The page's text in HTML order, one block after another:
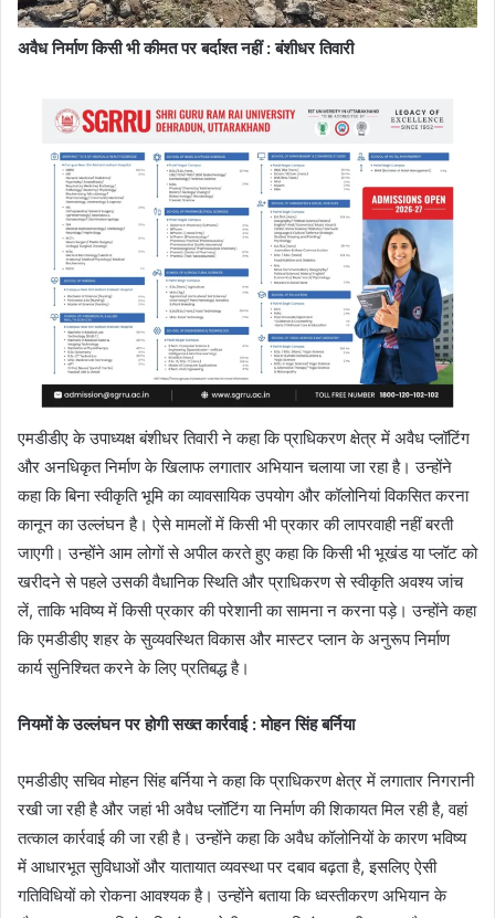
अवैध निर्माण किसी भी कीमत पर बर्दाश्त नहीं : बंशीधर तिवारी
एमडीडीए के उपाध्यक्ष बंशीधर तिवारी ने कहा कि प्राधिकरण क्षेत्र में अवैध प्लॉटिंग
और अनधिकृत निर्माण के खिलाफ लगातार अभियान चलाया जा रहा है। उन्होंने
कहा कि बिना स्वीकृति भूमि का व्यावसायिक उपयोग और कॉलोनियां विकसित करना
कानून का उल्लंघन है। ऐसे मामलों में किसी भी प्रकार की लापरवाही नहीं बरती
जाएगी। उन्होंने आम लोगों से अपील करते हुए कहा कि किसी भी भूखंड या प्लॉट को
खरीदने से पहले उसकी वैधानिक स्थिति और प्राधिकरण से स्वीकृति अवश्य जांच
लें, ताकि भविष्य में किसी प्रकार की परेशानी का सामना न करना पड़े। उन्होंने कहा
कि एमडीडीए शहर के सुव्यवस्थित विकास और मास्टर प्लान के अनुरूप निर्माण
कार्य सुनिश्चित करने के लिए प्रतिबद्ध है।
नियमों के उल्लंघन पर होगी सख्त कार्रवाई : मोहन सिंह बर्निया
एमडीडीए सचिव मोहन सिंह बर्निया ने कहा कि प्राधिकरण क्षेत्र में लगातार निगरानी
रखी जा रही है और जहां भी अवैध प्लॉटिंग या निर्माण की शिकायत मिल रही है, वहां
तत्काल कार्रवाई की जा रही है। उन्होंने कहा कि अवैध कॉलोनियों के कारण भविष्य
में आधारभूत सुविधाओं और यातायात व्यवस्था पर दबाव बढ़ता है, इसलिए ऐसी
गतिविधियों को रोकना आवश्यक है। उन्होंने बताया कि ध्वस्तीकरण अभियान के